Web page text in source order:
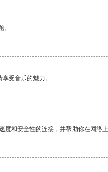
受音乐的魅力。
和安全性的连接，并帮助你在网络上